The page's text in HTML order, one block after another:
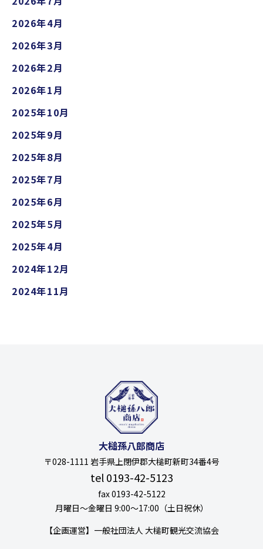
2026年4月
2026年3月
2026年2月
2026年1月
2025年10月
2025年9月
2025年8月
2025年7月
2025年6月
2025年5月
2025年4月
2024年12月
2024年11月
大槌孫八郎商店
〒028-1111 岩手県上閉伊郡大槌町新町34番4号
tel 0193-42-5123
fax 0193-42-5122
月曜日〜金曜日 9:00〜17:00（土日祝休）
【企画運営】一般社団法人 大槌町観光交流協会